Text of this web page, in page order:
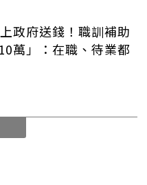
政府送錢！職訓補助
萬」：在職、待業都